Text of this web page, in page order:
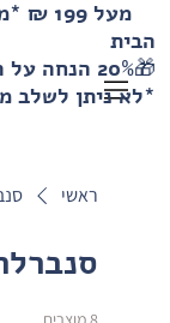
מעל
הבית
🎁20% הנחה על המוצר הזול מביניהם ברכישת 2 מוצרים
*לא ניתן לשלב
ראשי